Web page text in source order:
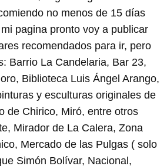
no menos de 15 días
pagina pronto voy a publicar
recomendados para ir, pero
Barrio La Candelaria, Bar 23,
Biblioteca Luis Ángel Arango,
y esculturas originales de
de Chirico, Miró, entre otros
Mirador de La Calera, Zona
Mercado de las Pulgas ( solo
Simón Bolívar, Nacional,